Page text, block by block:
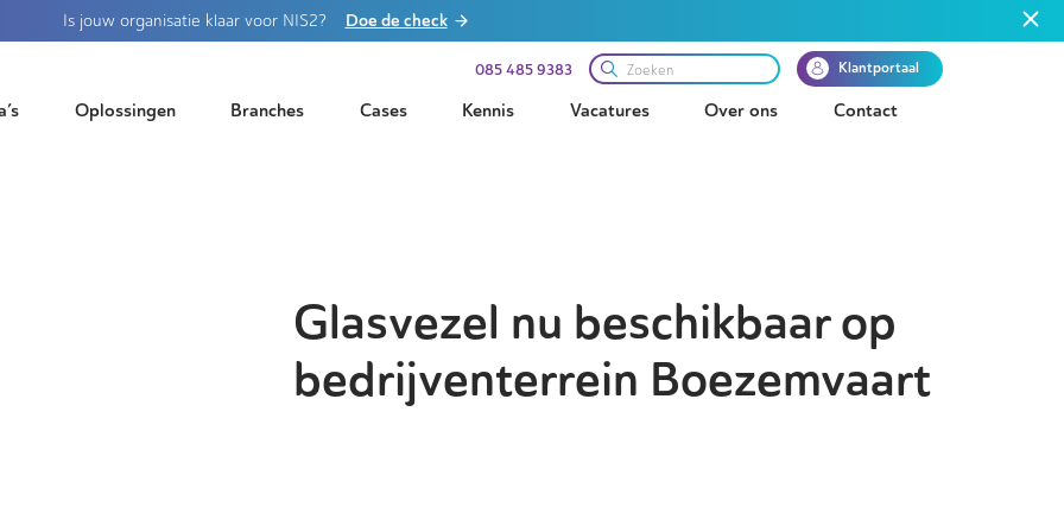
Is jouw organisatie klaar voor NIS2? Doe de check
085 485 9383 Klantportaal
Oplossingen Branches Cases Kennis Vacatures Over ons Contact
Glasvezel nu beschikbaar op
bedrijventerrein Boezemvaart